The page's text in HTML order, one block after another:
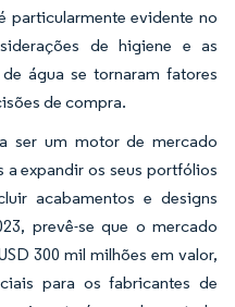
particularmente evidente no
de higiene e as
água se tornaram fatores
de compra.
ser um motor de mercado
expandir os seus portfólios
acabamentos e designs
prevê-se que o mercado
300 mil milhões em valor,
para os fabricantes de